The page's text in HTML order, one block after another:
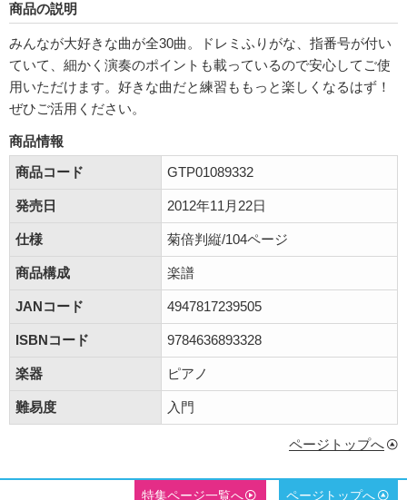
商品の説明
みんなが大好きな曲が全30曲。ドレミふりがな、指番号が付い
ていて、細かく演奏のポイントも載っているので安心してご使
用いただけます。好きな曲だと練習ももっと楽しくなるはず！
ぜひご活用ください。
商品情報
商品コード
GTP01089332
発売日 2012年11月22日
仕様 菊倍判縦/104ページ
商品構成 楽譜
JANコード 4947817239505
ISBNコード 9784636893328
楽器 ピアノ
難易度 入門
ページトップへ
特集ページ一覧へ ページトップへ